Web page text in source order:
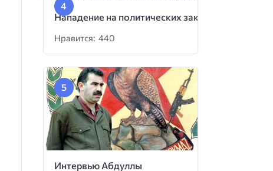
Нападение на политических заключенных
Нравится: 440
Интервью Абдуллы